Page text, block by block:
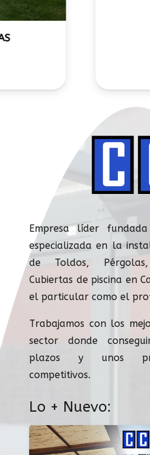
Empresa líder
especializada en la
de Toldos,
Cubiertas de piscina en
el particular como el
Trabajamos con los
sector donde
plazos y unos
competitivos.
Lo + Nuevo: